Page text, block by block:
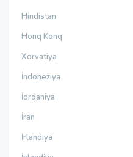
Hindistan
Honq Konq
Xorvatiya
İndoneziya
İordaniya
İran
İrlandiya